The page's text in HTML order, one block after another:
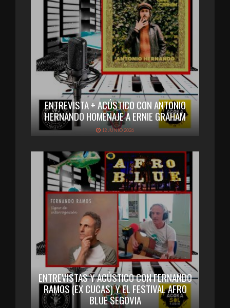
ENTREVISTA + ACÚSTICO CON ANTONIO
HERNANDO HOMENAJE A ERNIE GRAHAM
12 JUNIO 2026
ENTREVISTAS Y ACÚSTICO CON FERNANDO
RAMOS (EX CUCAS) Y EL FESTIVAL AFRO
BLUE SEGOVIA